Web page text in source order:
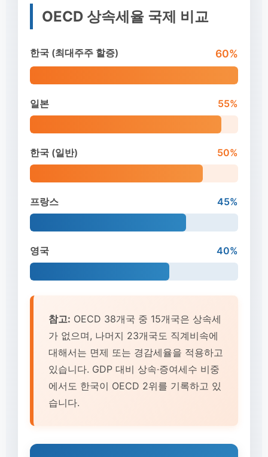
OECD 상속세율 국제 비교
한국 (최대주주 할증) 60%
일본 55%
한국 (일반) 50%
프랑스 45%
영국 40%
참고: OECD 38개국 중 15개국은 상속세
가 없으며, 나머지 23개국도 직계비속에
대해서는 면제 또는 경감세율을 적용하고
있습니다. GDP 대비 상속·증여세수 비중
에서도 한국이 OECD 2위를 기록하고 있
습니다.